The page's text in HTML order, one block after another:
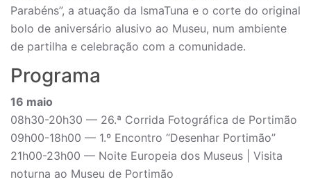
Parabéns”, a atuação da IsmaTuna e o corte do original
bolo de aniversário alusivo ao Museu, num ambiente
de partilha e celebração com a comunidade.
Programa
16 maio
08h30-20h30 — 26.ª Corrida Fotográfica de Portimão
09h00-18h00 — 1.º Encontro “Desenhar Portimão”
21h00-23h00 — Noite Europeia dos Museus | Visita
noturna ao Museu de Portimão